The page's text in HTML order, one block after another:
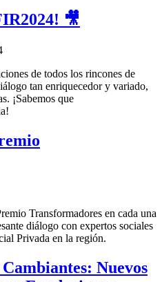
🎥
de todos los rincones de
tan enriquecedor y variado,
¡Sabemos que
Transformadores en cada una
diálogo con expertos sociales
Privada en la región.
Nuevos